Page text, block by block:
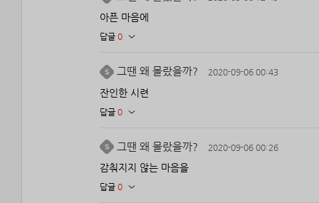
아픈 마음에
답글 0
그땐 왜 몰랐을까? 2020-09-06 00:43
잔인한 시련
답글 0
그땐 왜 몰랐을까? 2020-09-06 00:26
감춰지지 않는 마음을
답글 0